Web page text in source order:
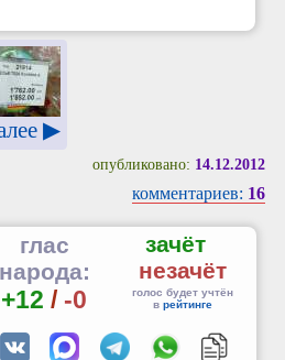
▶
опубликовано: 14.12.2012
комментариев: 16
глас
народа:
+12 / -0
зачёт
незачёт
голос будет учтён
в рейтинге